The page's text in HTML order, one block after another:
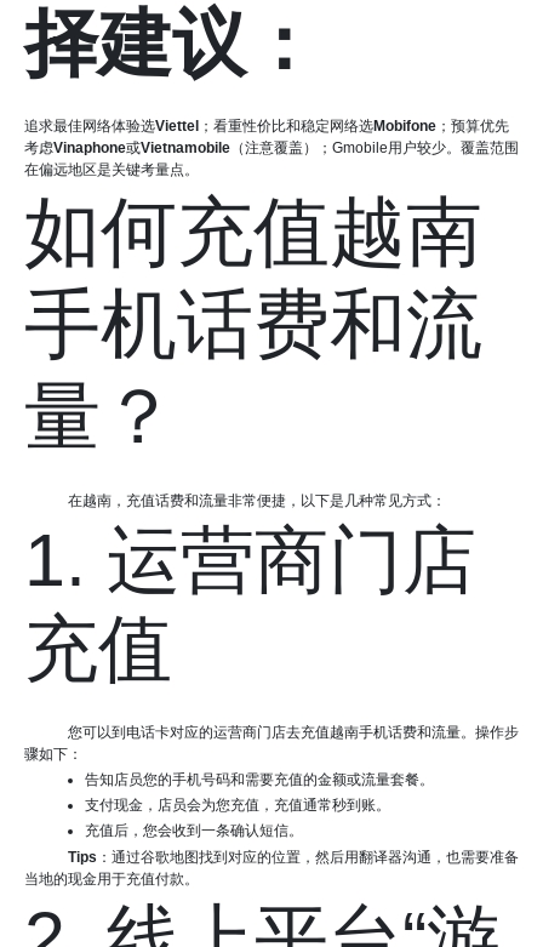
择建议：
追求最佳网络体验选Viettel ；看重性价比和稳定网络选Mobifone ；预算优先
考虑Vinaphone或Vietnamobile （注意覆盖）；Gmobile用户较少。覆盖范围
在偏远地区是关键考量点。
如何充值越南
手机话费和流
量？
在越南，充值话费和流量非常便捷，以下是几种常见方式：
1. 运营商门店
充值
您可以到电话卡对应的运营商门店去充值越南手机话费和流量。操作步
骤如下：
告知店员您的手机号码和需要充值的金额或流量套餐。
支付现金，店员会为您充值，充值通常秒到账。
充值后，您会收到一条确认短信。
Tips ：通过谷歌地图找到对应的位置，然后用翻译器沟通，也需要准备
当地的现金用于充值付款。